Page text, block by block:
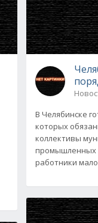
В Челябинске
которых
коллективы
промышленных
работники